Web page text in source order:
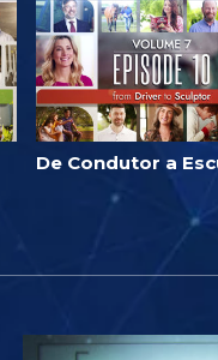
De Condutor a